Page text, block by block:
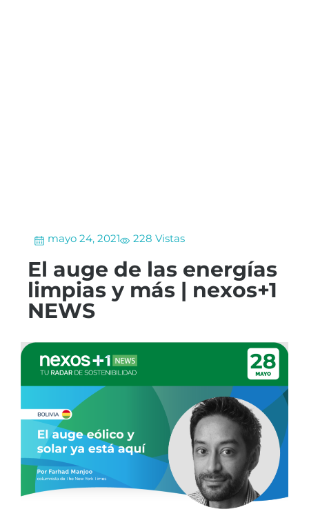
mayo 24, 2021 228 Vistas
El auge de las energías
limpias y más | nexos+1
NEWS